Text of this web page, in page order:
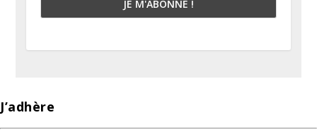
J’adhère